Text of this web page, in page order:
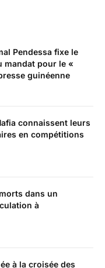
Pendessa fixe le
mandat pour le «
guinéenne
connaissent leurs
en compétitions
dans un
à
à la croisée des